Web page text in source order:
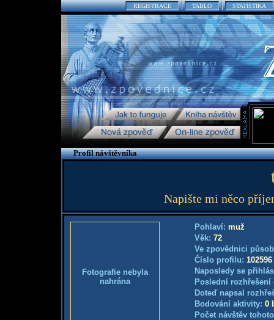
REGISTRACE TABLO STATISTIKA
Profil návštěvníka
Napište mi něco
Fotografie nebyla
nahrána
Pohlaví: muž
Věk: 72
Ve zpovědnici
Číslo profilu: 102596
Naposledy se
Poslední
Doteď napsal
Bodování aktivity: 0
Počet návštěv